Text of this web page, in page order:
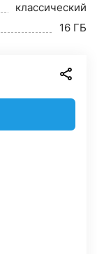
классический
16 ГБ